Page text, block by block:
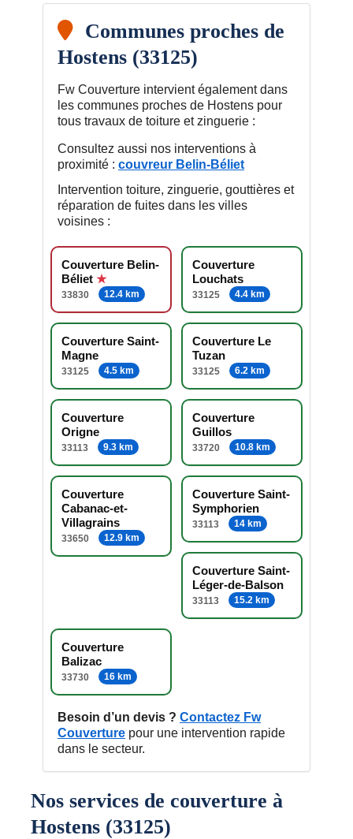
Communes proches de
Hostens (33125)
Fw Couverture intervient également dans
les communes proches de Hostens pour
tous travaux de toiture et zinguerie :
Consultez aussi nos interventions à
proximité : couvreur Belin-Béliet
Intervention toiture, zinguerie, gouttières et
réparation de fuites dans les villes
voisines :
Couverture Belin-
Béliet
33830 12.4 km
Couverture
Louchats
33125 4.4 km
Couverture Saint-
Magne
33125 4.5 km
Couverture Le
Tuzan
33125 6.2 km
Couverture
Origne
33113 9.3 km
Couverture
Guillos
33720 10.8 km
Couverture
Cabanac-et-
Villagrains
33650 12.9 km
Couverture Saint-
Symphorien
33113 14 km
Couverture Saint-
Léger-de-Balson
33113 15.2 km
Couverture
Balizac
33730 16 km
Besoin d’un devis ? Contactez Fw
Couverture pour une intervention rapide
dans le secteur.
Nos services de couverture à
Hostens (33125)